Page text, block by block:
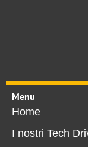
Menu
Home
I nostri Tech